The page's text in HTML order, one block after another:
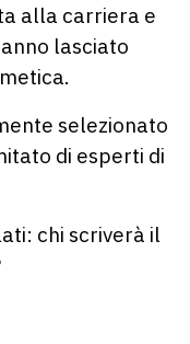
alla carriera e
lasciato
selezionato
di esperti di
chi scriverà il